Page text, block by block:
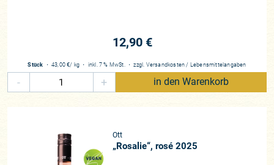
12,90 €
Stück ・ 43,00 €/ kg ・ inkl. 7 % MwSt.・zzgl. Versandkosten / Lebensmittelangaben
- + in den Warenkorb
Ott
„Rosalie“, rosé 2025